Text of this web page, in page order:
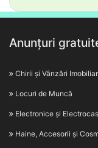
Anunțuri
Chirii și Vânzări
Locuri de Muncă
Electronice și
Haine, Accesorii și